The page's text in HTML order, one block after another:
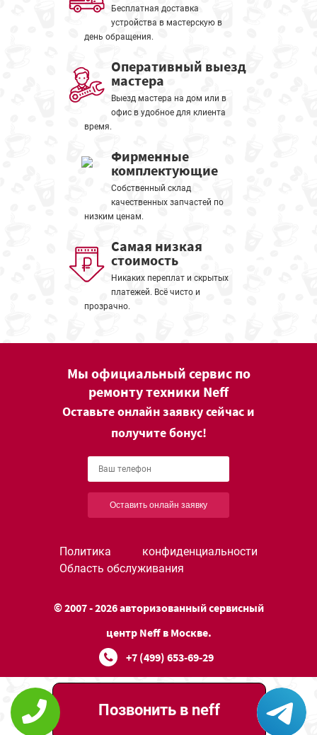
Бесплатная доставка
устройства в мастерскую в
день обращения.
Оперативный выезд
мастера
Выезд мастера на дом или в
офис в удобное для клиента
время.
Фирменные
комплектующие
Собственный склад
качественных запчастей по
низким ценам.
Самая низкая
стоимость
Никаких переплат и скрытых
платежей. Всё чисто и
прозрачно.
Мы официальный сервис по
ремонту техники Neff
Оставьте онлайн заявку сейчас и
получите бонус!
Оставить онлайн заявку
Политика конфиденциальности
Область обслуживания
© 2007 - 2026 авторизованный сервисный
центр Neff в Москве.
+7 (499) 653-69-29
Позвонить в neff